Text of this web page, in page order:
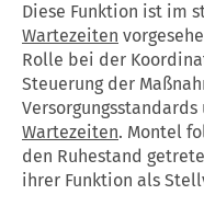
Diese Funktion ist im
Wartezeiten
Rolle bei der
Steuerung der
Wartezeiten. Montel
den Ruhestand
ihrer Funktion als